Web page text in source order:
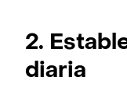
2.
diaria